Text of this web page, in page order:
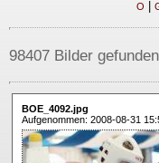
O
98407 Bilder
BOE_4092.jpg
Aufgenommen: 2008-08-31